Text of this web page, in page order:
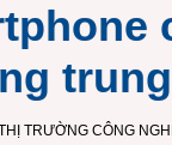
TRƯỜNG CÔNG